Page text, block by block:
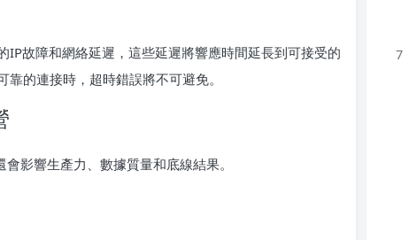
故障和網絡延遲，這些延遲將響應時間延長到可接受的
的連接時，超時錯誤將不可避免。
影響生產力、數據質量和底線結果。
7